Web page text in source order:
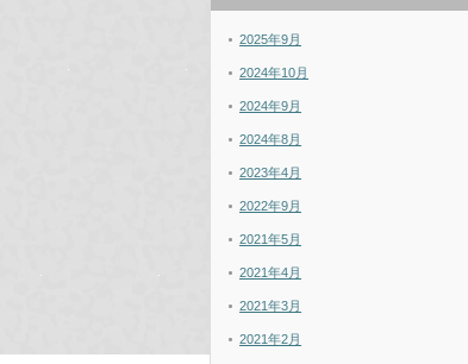
2025年9月
2024年10月
2024年9月
2024年8月
2023年4月
2022年9月
2021年5月
2021年4月
2021年3月
2021年2月